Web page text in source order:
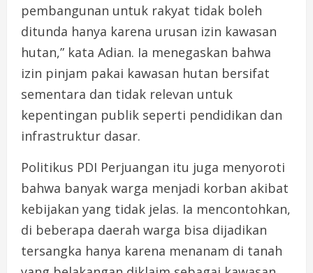
pembangunan untuk rakyat tidak boleh
ditunda hanya karena urusan izin kawasan
hutan,” kata Adian. Ia menegaskan bahwa
izin pinjam pakai kawasan hutan bersifat
sementara dan tidak relevan untuk
kepentingan publik seperti pendidikan dan
infrastruktur dasar.
Politikus PDI Perjuangan itu juga menyoroti
bahwa banyak warga menjadi korban akibat
kebijakan yang tidak jelas. Ia mencontohkan,
di beberapa daerah warga bisa dijadikan
tersangka hanya karena menanam di tanah